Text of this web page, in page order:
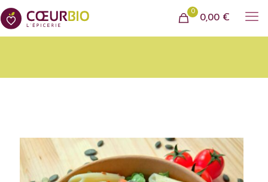
0
0,00 €